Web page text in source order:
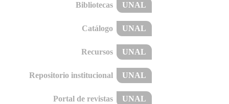
Bibliotecas UNAL
Catálogo UNAL
Recursos UNAL
Repositorio institucional UNAL
Portal de revistas UNAL